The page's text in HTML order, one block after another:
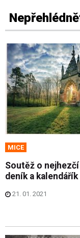
MICE
Soutěž o
deník a kalendářík
21. 01. 2021